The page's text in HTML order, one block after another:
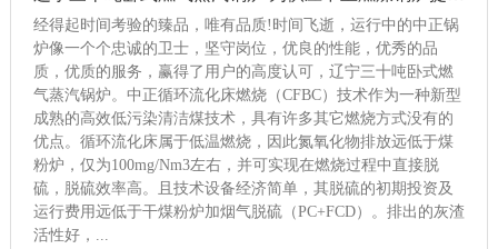
经得起时间考验的臻品，唯有品质!时间飞逝，运行中的中正锅
炉像一个个忠诚的卫士，坚守岗位，优良的性能，优秀的品
质，优质的服务，赢得了用户的高度认可，辽宁三十吨卧式燃
气蒸汽锅炉。中正循环流化床燃烧（CFBC）技术作为一种新型
成熟的高效低污染清洁煤技术，具有许多其它燃烧方式没有的
优点。循环流化床属于低温燃烧，因此氮氧化物排放远低于煤
粉炉，仅为100mg/Nm3左右，并可实现在燃烧过程中直接脱
硫，脱硫效率高。且技术设备经济简单，其脱硫的初期投资及
运行费用远低于干煤粉炉加烟气脱硫（PC+FCD）。排出的灰渣
活性好，...